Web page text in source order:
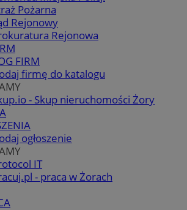
Pożarna
Rejonowy
Rejonowa
FIRM
firmę do katalogu
- Skup nieruchomości Żory
ogłoszenie
IT
- praca w Żorach